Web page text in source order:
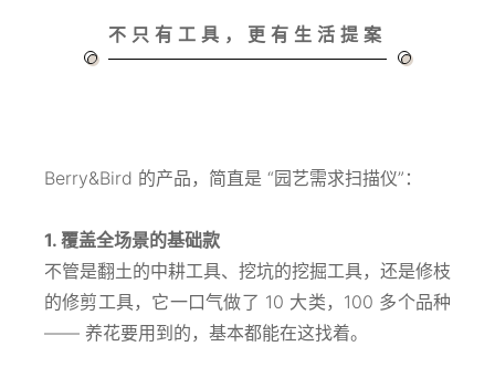
不只有工具，更有生活提案
Berry&Bird 的产品，简直是 “园艺需求扫描仪”：
1. 覆盖全场景的基础款
不管是翻土的中耕工具、挖坑的挖掘工具，还是修枝
的修剪工具，它一口气做了 10 大类，100 多个品种
—— 养花要用到的，基本都能在这找着。